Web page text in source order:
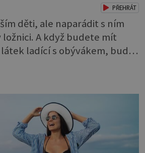
PŘEHRÁT
děti, ale naparádit s ním
A když budete mít
ladící s obývákem, bude
bavlněných látek - 0,5 m
- duté vlákno na výplň
jednostranně nalepovacího
řezák nebo nůžky Přední
V